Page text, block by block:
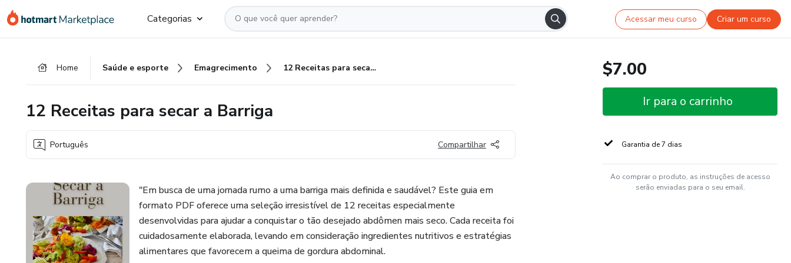
para
para
para
Categorias Acessar meu curso Criar um curso
Home Saúde e esporte Emagrecimento 12 Receitas para secar a Barriga
12 Receitas para secar a Barriga
Português Compartilhar
"Em busca de uma jornada rumo a uma barriga mais definida e saudável? Este guia em
formato PDF oferece uma seleção irresistível de 12 receitas especialmente
desenvolvidas para ajudar a conquistar o tão desejado abdômen mais seco. Cada receita foi
cuidadosamente elaborada, levando em consideração ingredientes nutritivos e estratégias
alimentares que favorecem a queima de gordura abdominal.
$7.00
Ir para o carrinho
Garantia de 7 dias
Ao comprar o produto, as instruções de acesso
serão enviadas para o seu email.